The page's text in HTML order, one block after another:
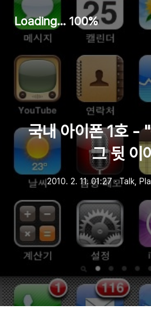
Loading... 100%
국내 아이폰 1호 -
그 뒷 이
2010. 2. 11. 01:27ㆍTalk,